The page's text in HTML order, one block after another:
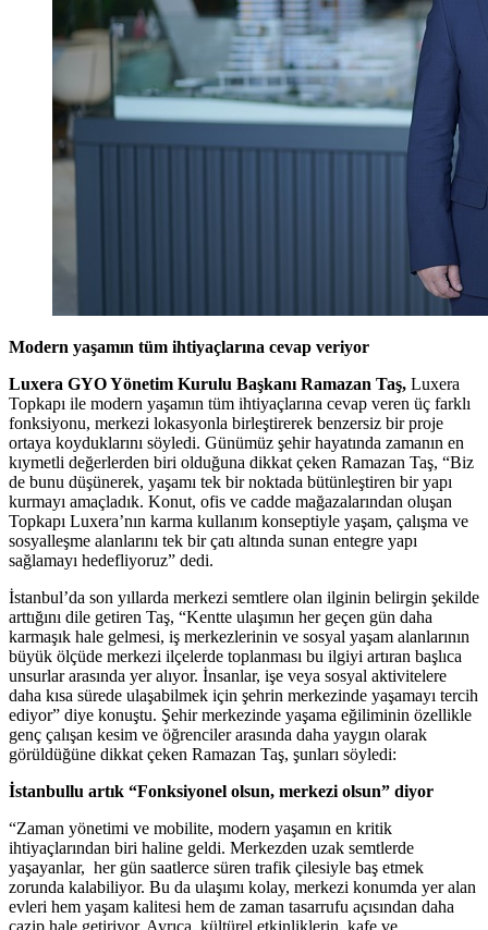
Modern yaşamın tüm ihtiyaçlarına cevap veriyor
Luxera GYO Yönetim Kurulu Başkanı Ramazan Taş, Luxera
Topkapı ile modern yaşamın tüm ihtiyaçlarına cevap veren üç farklı
fonksiyonu, merkezi lokasyonla birleştirerek benzersiz bir proje
ortaya koyduklarını söyledi. Günümüz şehir hayatında zamanın en
kıymetli değerlerden biri olduğuna dikkat çeken Ramazan Taş, “Biz
de bunu düşünerek, yaşamı tek bir noktada bütünleştiren bir yapı
kurmayı amaçladık. Konut, ofis ve cadde mağazalarından oluşan
Topkapı Luxera’nın karma kullanım konseptiyle yaşam, çalışma ve
sosyalleşme alanlarını tek bir çatı altında sunan entegre yapı
sağlamayı hedefliyoruz” dedi.
İstanbul’da son yıllarda merkezi semtlere olan ilginin belirgin şekilde
arttığını dile getiren Taş, “Kentte ulaşımın her geçen gün daha
karmaşık hale gelmesi, iş merkezlerinin ve sosyal yaşam alanlarının
büyük ölçüde merkezi ilçelerde toplanması bu ilgiyi artıran başlıca
unsurlar arasında yer alıyor. İnsanlar, işe veya sosyal aktivitelere
daha kısa sürede ulaşabilmek için şehrin merkezinde yaşamayı tercih
ediyor” diye konuştu. Şehir merkezinde yaşama eğiliminin özellikle
genç çalışan kesim ve öğrenciler arasında daha yaygın olarak
görüldüğüne dikkat çeken Ramazan Taş, şunları söyledi:
İstanbullu artık “Fonksiyonel olsun, merkezi olsun” diyor
“Zaman yönetimi ve mobilite, modern yaşamın en kritik
ihtiyaçlarından biri haline geldi. Merkezden uzak semtlerde
yaşayanlar, her gün saatlerce süren trafik çilesiyle baş etmek
zorunda kalabiliyor. Bu da ulaşımı kolay, merkezi konumda yer alan
evleri hem yaşam kalitesi hem de zaman tasarrufu açısından daha
cazip hale getiriyor. Ayrıca, kültürel etkinliklerin, kafe ve